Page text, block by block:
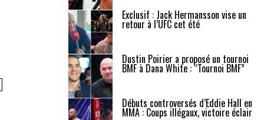
Exclusif : Jack Hermansson vise un
retour à l’UFC cet été
Dustin Poirier a proposé un tournoi
BMF à Dana White : “Tournoi BMF”
Débuts controversés d’Eddie Hall en
MMA : Coups illégaux, victoire éclair